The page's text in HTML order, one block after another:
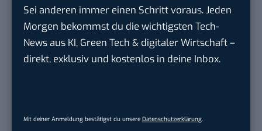
Sei anderen immer einen Schritt voraus. Jeden
Morgen bekommst du die wichtigsten Tech-
News aus KI, Green Tech & digitaler Wirtschaft –
direkt, exklusiv und kostenlos in deine Inbox.
Mit deiner Anmeldung bestätigst du unsere Datenschutzerklärung
Faktencheck: Führen mehr Spuren zu weniger
Stau
Mapper.ai: Ist das der Durchbruch für fahrerlose
Autos